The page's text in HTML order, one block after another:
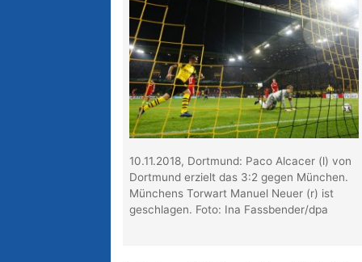
10.11.2018, Dortmund: Paco Alcacer (l) von
Dortmund erzielt das 3:2 gegen München.
Münchens Torwart Manuel Neuer (r) ist
geschlagen. Foto: Ina Fassbender/dpa